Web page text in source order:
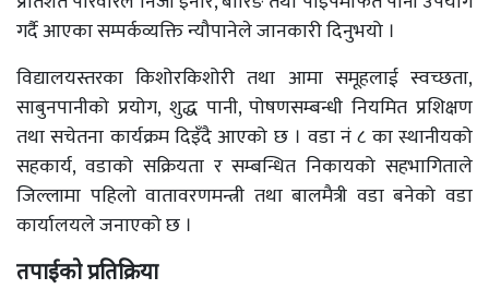
गर्दै आएका सम्पर्कव्यक्ति न्यौपानेले जानकारी दिनुभयो ।
विद्यालयस्तरका किशोरकिशोरी तथा आमा समूहलाई स्वच्छता,
साबुनपानीको प्रयोग, शुद्ध पानी, पोषणसम्बन्धी नियमित प्रशिक्षण
तथा सचेतना कार्यक्रम दिइँदै आएको छ । वडा नं ८ का स्थानीयको
सहकार्य, वडाको सक्रियता र सम्बन्धित निकायको सहभागिताले
जिल्लामा पहिलो वातावरणमन्त्री तथा बालमैत्री वडा बनेको वडा
कार्यालयले जनाएको छ ।
तपाईको प्रतिक्रिया